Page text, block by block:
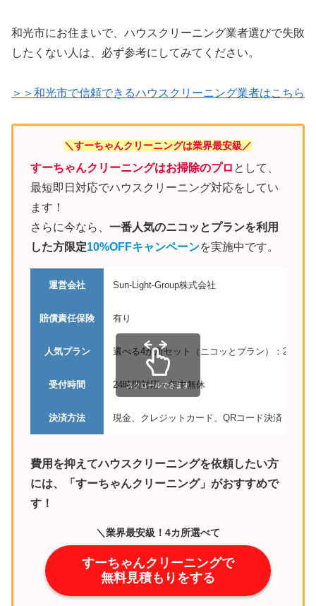
和光市にお住まいで、ハウスクリーニング業者選びで失敗
したくない人は、必ず参考にしてみてください。
＞＞和光市で信頼できるハウスクリーニング業者はこちら
＼すーちゃんクリーニングは業界最安級／
すーちゃんクリーニングはお掃除のプロ として、
最短即日対応でハウスクリーニング対応をしてい
ます！
さらに今なら、 一番人気のニコッとプランを利用
した方限定10%OFFキャンペーンを実施中です。
運営会社 Sun-Light-Group株式会社
賠償責任保険 有り
人気プラン 選べる4か所セット（ニコッとプラン）：27,610
受付時間 24時間対応・年中無休
決済方法 現金、クレジットカード、QRコード決済
スクロールできます
費用を抑えてハウスクリーニングを依頼したい方
には、「すーちゃんクリーニング」がおすすめで
す！
＼業界最安級！4カ所選べて
すーちゃんクリーニングで
無料見積もりをする